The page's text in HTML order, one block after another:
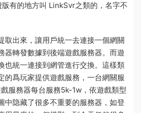
有的地方叫 LinkSvr之類的，名字不
出來，讓用戶統一去連接一個網關
器轉發數據到後端遊戲服務器。而遊
也統一連接到網管進行交換。這樣類
的爲玩家提供遊戲服務，一台網關服
服務器每台服務5k-1w，依遊戲類型
中隐藏了很多不重要的服務器，如登